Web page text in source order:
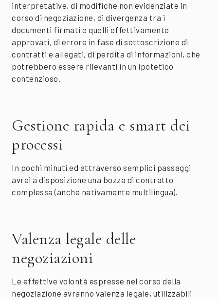
interpretative, di modifiche non evidenziate in
corso di negoziazione, di divergenza tra i
documenti firmati e quelli effettivamente
approvati, di errore in fase di sottoscrizione di
contratti e allegati, di perdita di informazioni, che
potrebbero essere rilevanti in un ipotetico
contenzioso.
Gestione rapida e smart dei
processi
In pochi minuti ed attraverso semplici passaggi
avrai a disposizione una bozza di contratto
complessa (anche nativamente multilingua).
Valenza legale delle
negoziazioni
Le effettive volontà espresse nel corso della
negoziazione avranno valenza legale, utilizzabili